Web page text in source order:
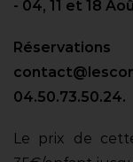
- 04, 11 et 18
04.50.73.50.24.
Le prix de